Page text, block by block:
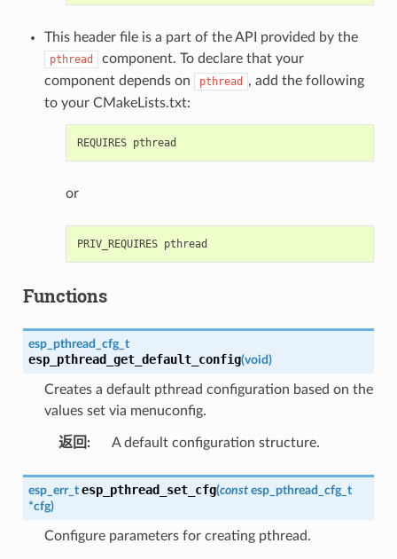
This header file is a part of the API provided by the
pthread
component. To declare that your
component depends on
pthread
, add the following
to your CMakeLists.txt:
or
Functions
esp_pthread_cfg_t
esp_pthread_get_default_config(void)
Creates a default pthread configuration based on the
values set via menuconfig.
返回 : A default configuration structure.
esp_err_t esp_pthread_set_cfg(const esp_pthread_cfg_t
*cfg)
Configure parameters for creating pthread.